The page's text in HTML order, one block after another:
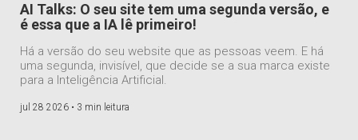
AI Talks: O seu site tem uma segunda versão, e
é essa que a IA lê primeiro!
Há a versão do seu website que as pessoas veem. E há
uma segunda, invisível, que decide se a sua marca existe
para a Inteligência Artificial.
jul 28 2026 • 3 min leitura